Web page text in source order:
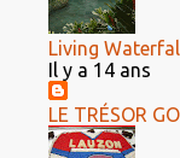
Living
Il y a 14 ans
LE TRÉSOR